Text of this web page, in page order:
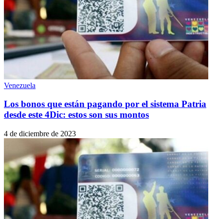
Venezuela
Los bonos que están pagando por el sistema Patria
desde este 4Dic: estos son sus montos
4 de diciembre de 2023